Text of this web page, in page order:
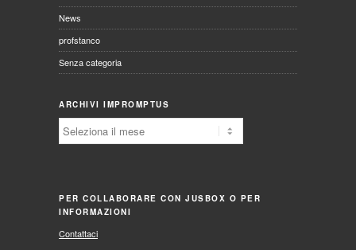
News
profstanco
Senza categoria
ARCHIVI IMPROMPTUS
Archivi
Impromptus
PER COLLABORARE CON JUSBOX O PER
INFORMAZIONI
Contattaci